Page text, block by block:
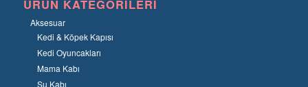
ÜRÜN KATEGORILERI
Aksesuar
Kedi & Köpek Kapısı
Kedi Oyuncakları
Mama Kabı
Su Kabı